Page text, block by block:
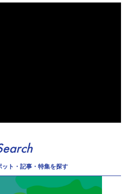
ット・記事・特集を探す